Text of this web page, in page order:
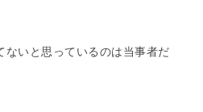
ないと思っているのは当事者だ